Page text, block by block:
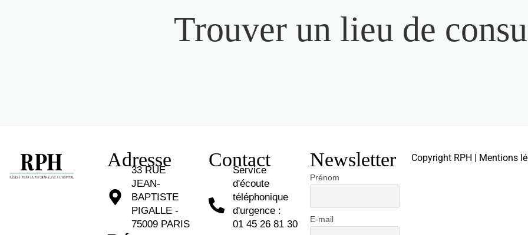
Trouver un lieu de
Adresse
33 RUE
JEAN-
BAPTISTE
PIGALLE -
75009 PARIS
Contact
Service
d'écoute
téléphonique
d'urgence :
01 45 26 81 30
Newsletter
Prénom
E-mail
Copyright RPH | Mentions